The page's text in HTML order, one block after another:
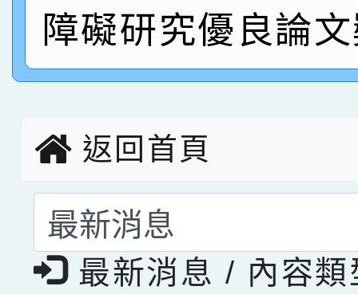
指導老師林老師
賽 劉文瑛教師榮獲教
臺灣台語-第二名
賀！本校參與2026世
市賽榮獲科學小創客佳
障礙研究優良論
返回首頁
選擇後頁面內容會更
最新消息 / 內容類